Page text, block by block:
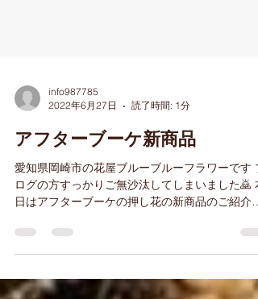
2022年6月27日
読了時間: 1分
アフターブーケ新商品
愛知県岡崎市の花屋ブルーブルーフラワーです ブ
日はアフターブーケの押し花の新商品のご紹介で
す😊 こちらです！商品名は 「アーバンネージュ
内のボードやマットもすべて白で統一の...